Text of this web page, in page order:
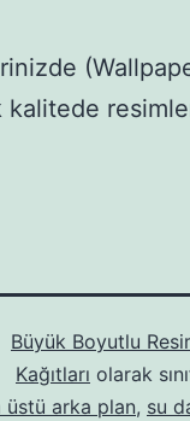
kalitede
Büyük Boyutlu
Kağıtları olarak
üstü arka plan, su